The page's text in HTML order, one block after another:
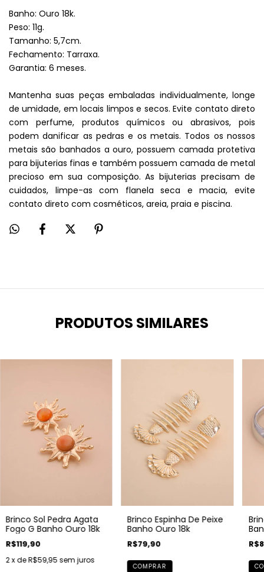
Banho: Ouro 18k.
Peso: 11g.
Tamanho: 5,7cm.
Fechamento: Tarraxa.
Garantia: 6 meses.
Mantenha suas peças embaladas individualmente, longe
de umidade, em locais limpos e secos. Evite contato direto
com perfume, produtos químicos ou abrasivos, pois
podem danificar as pedras e os metais. Todos os nossos
metais são banhados a ouro, possuem camada protetiva
para bijuterias finas e também possuem camada de metal
precioso em sua composição. As bijuterias precisam de
cuidados, limpe-as com flanela seca e macia, evite
contato direto com cosméticos, areia, praia e piscina.
PRODUTOS SIMILARES
Brinco Sol Pedra Agata
Fogo G Banho Ouro 18k
R$119,90
2x deR$59,95 sem juros
Brinco Espinha De Peixe
Banho Ouro 18k
R$79,90
COMPRAR